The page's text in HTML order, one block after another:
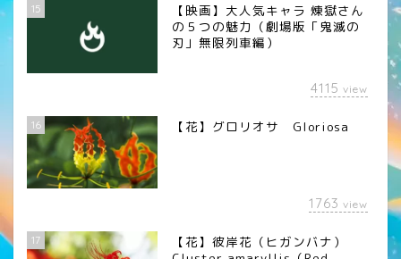
15
【映画】大人気キャラ 煉󠄁獄さん
の５つの魅力（劇場版「鬼滅の
刃」無限列車編）
4115 view
16 【花】グロリオサ Gloriosa
1763 view
17
【花】彼岸花（ヒガンバナ）